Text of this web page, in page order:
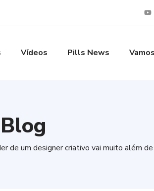
Vídeos Pills News
Blog
de um designer criativo vai muito além